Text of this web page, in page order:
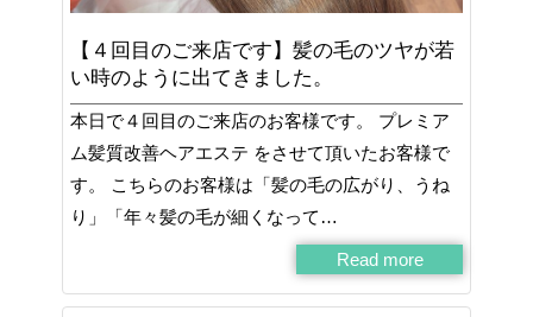
【４回目のご来店です】髪の毛のツヤが若
い時のように出てきました。
本日で４回目のご来店のお客様です。 プレミア
ム髪質改善ヘアエステ をさせて頂いたお客様で
す。 こちらのお客様は「髪の毛の広がり、うね
り」「年々髪の毛が細くなって…
Read more